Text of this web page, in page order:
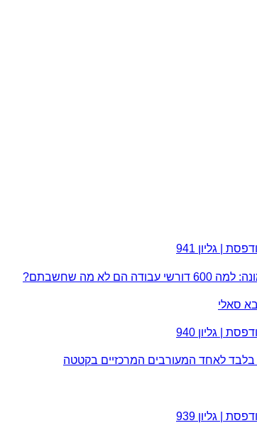
| גליון 941
מה שחשבתם?
סאלי
| גליון 940
בלבד לאחד המעורבים המרכזיים בקטטה
| גליון 939